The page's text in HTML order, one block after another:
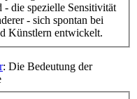
die spezielle Sensitivität
- sich spontan bei
Künstlern entwickelt.
: Die Bedeutung der